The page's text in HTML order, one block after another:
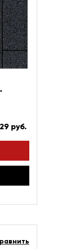
руб.